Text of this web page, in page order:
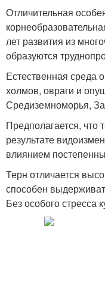
Отличительная
лет развития из
образуются
Естественная среда
холмов, овраги и
Средиземноморья,
Предполагается, что
результате
влиянием
Терн отличается
способен
Без особого стресса